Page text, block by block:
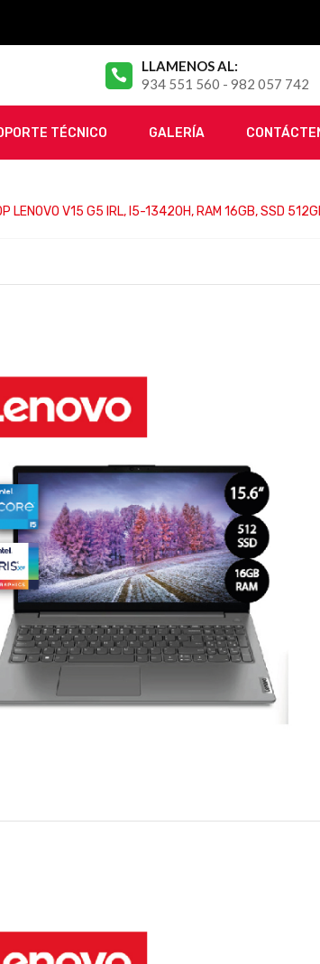
LLAMENOS AL:
934 551 560 - 982 057 742
TÉCNICO GALERÍA
LENOVO V15 G5 IRL, I5-13420H, RAM 16GB, SSD